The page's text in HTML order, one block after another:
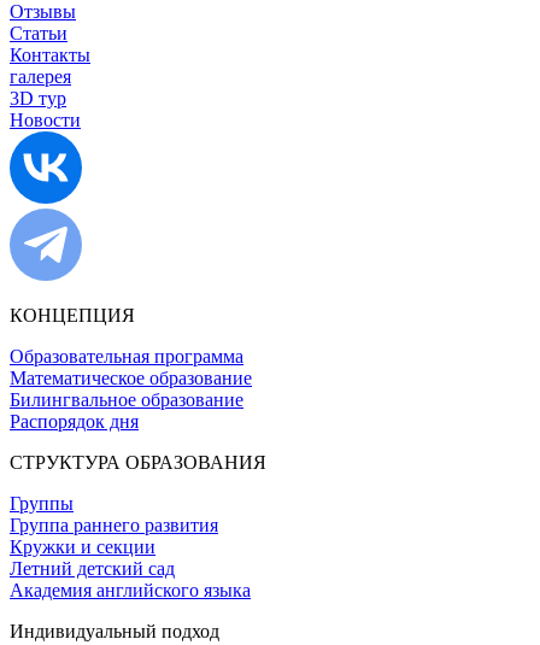
Отзывы
Статьи
Контакты
галерея
3D тур
Новости
КОНЦЕПЦИЯ
Образовательная программа
Математическое образование
Билингвальное образование
Распорядок дня
СТРУКТУРА ОБРАЗОВАНИЯ
Группы
Группа раннего развития
Кружки и секции
Летний детский сад
Академия английского языка
Индивидуальный подход